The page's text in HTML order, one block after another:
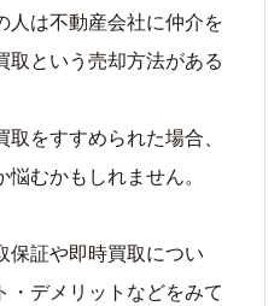
人は不動産会社に仲介を
という売却方法がある
をすすめられた場合、
むかもしれません。
保証や即時買取につい
デメリットなどをみて